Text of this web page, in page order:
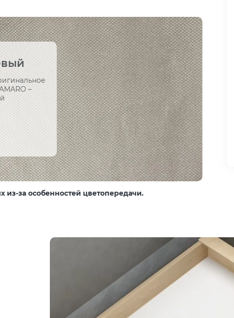
–
из-за особенностей цветопередачи.